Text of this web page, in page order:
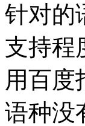
针对的
支持程
用百度
语种没